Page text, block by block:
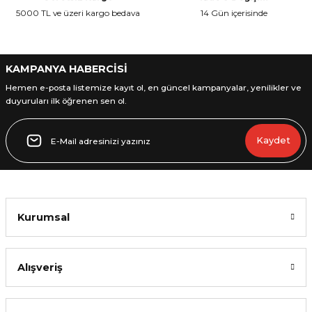
Gönder
5000 TL ve üzeri kargo bedava
14 Gün içerisinde
KAMPANYA HABERCİSİ
Hemen e-posta listemize kayıt ol, en güncel kampanyalar, yenilikler ve
duyuruları ilk öğrenen sen ol.
Kaydet
Kurumsal
Alışveriş